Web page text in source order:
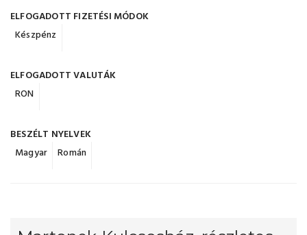
ELFOGADOTT FIZETÉSI MÓDOK
Készpénz
ELFOGADOTT VALUTÁK
RON
BESZÉLT NYELVEK
Magyar
Román